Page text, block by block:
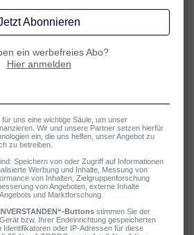
und steifer Hals
reagiert besonders häufig mit
nicht nur schmerzhaft, sondern kann zur
werden. Lesen Sie hier mehr über die